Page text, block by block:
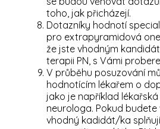
toho, jak přicházejí.
Dotazníky hodnotí
pro extrapyramidová
že jste vhodným
terapii PN, s Vámi
V průběhu posuzování
hodnotícím lékařem o
jako je například
neurologa. Pokud
vhodný kadidát/ka